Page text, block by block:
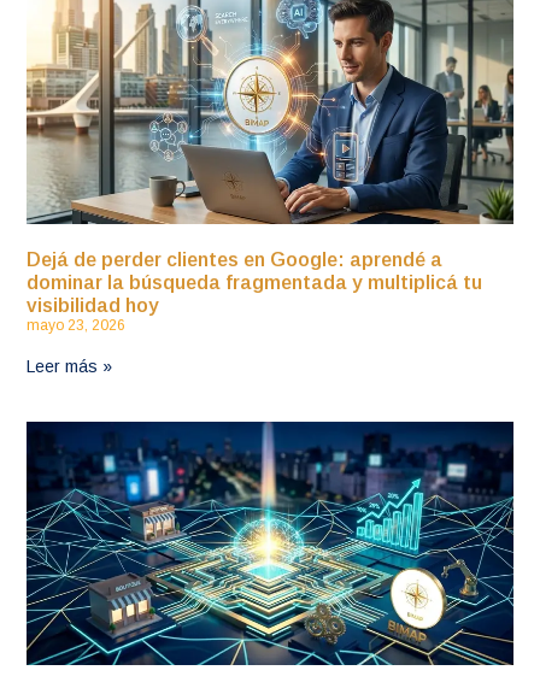
Dejá de perder clientes en Google: aprendé a
dominar la búsqueda fragmentada y multiplicá tu
visibilidad hoy
mayo 23, 2026
Leer más »